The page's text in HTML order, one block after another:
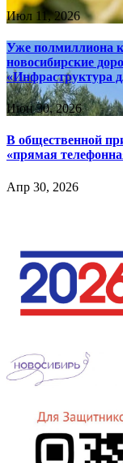
Июл 11, 2026
Уже полмиллиона
новосибирские
«Инфраструктура
Июн 30, 2026
В общественной
«прямая
Апр 30, 2026